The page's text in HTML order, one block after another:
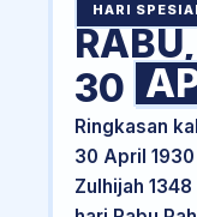
HARI
RABU,
30
Ringkasan
30 April
Zulhijah